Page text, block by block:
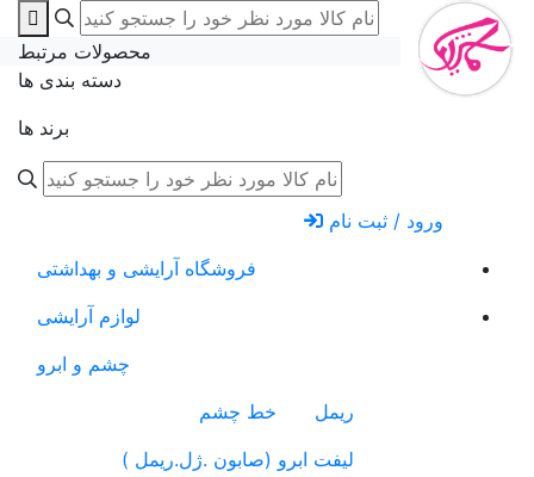
دسته بندی ها
برند ها
محصولات مرتبط
ورود / ثبت نام
فروشگاه آرایشی و بهداشتی
لوازم آرایشی
چشم و ابرو
ریمل
خط چشم
لیفت ابرو (صابون .ژل.ریمل )